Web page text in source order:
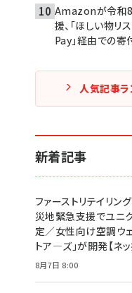
Amazonが令和
援、「ほしい物リ
Pay」経由での寄
人気記事ラ
新着記事
ファーストリテイリ
災地緊急支援でユニ
定／女性向け空調ウ
トア―ズ」が開発【ネ
8月7日 8:00